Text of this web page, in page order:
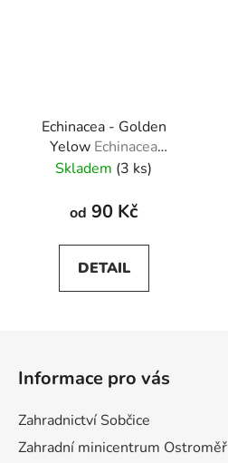
Echinacea - Golden
Yelow Echinacea
purpurea 'Golden
Skladem (3 ks)
od 90 Kč
DETAIL
Informace pro vás
Zahradnictví Sobčice
Zahradní minicentrum Ostroměř